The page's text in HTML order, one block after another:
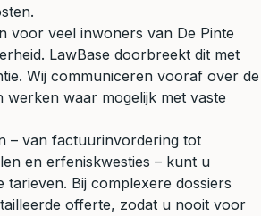
voor veel inwoners van De Pinte
LawBase doorbreekt dit met
Wij communiceren vooraf over de
waar mogelijk met vaste
– van factuurinvordering tot
en erfeniskwesties – kunt u
tarieven. Bij complexere dossiers
offerte, zodat u nooit voor